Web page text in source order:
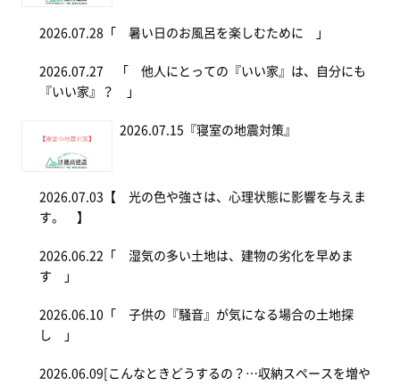
2026.07.28 「 暑い日のお風呂を楽しむために 」
2026.07.27 「 他人にとっての『いい家』は、自分にも
『いい家』？ 」
2026.07.15 『寝室の地震対策』
2026.07.03 【 光の色や強さは、心理状態に影響を与えま
す。 】
2026.06.22 「 湿気の多い土地は、建物の劣化を早めま
す 」
2026.06.10 「 子供の『騒音』が気になる場合の土地探
し 」
2026.06.09 [こんなときどうするの？…収納スペースを増や